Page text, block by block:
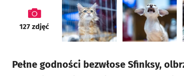
galeria
127 zdjęć
Pełne godności bezwłose Sfinksy,